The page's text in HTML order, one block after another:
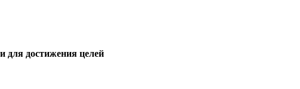
для достижения целей